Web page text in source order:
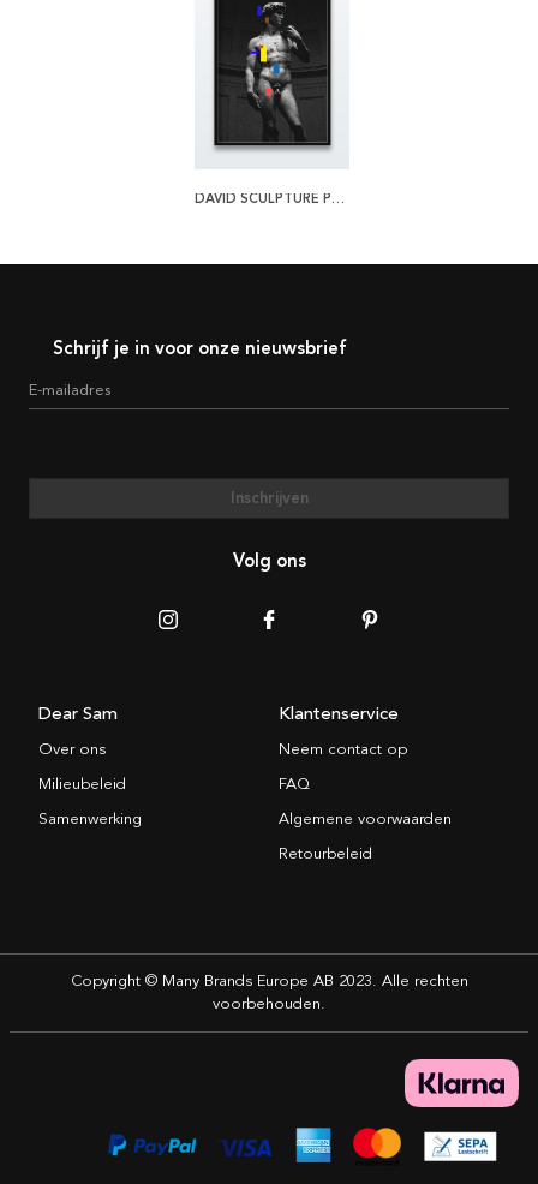
DAVID SCULPTURE POSTER
Schrijf je in voor onze nieuwsbrief
E-mailadres
Inschrijven
Volg ons
Dear Sam
Over ons
Milieubeleid
Samenwerking
Klantenservice
Neem contact op
FAQ
Algemene voorwaarden
Retourbeleid
Copyright © Many Brands Europe AB 2023. Alle rechten
voorbehouden.